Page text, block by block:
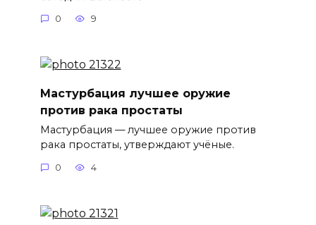
0 9
Мастурбация лучшее оружие
против рака простаты
Мастурбация — лучшее оружие против
рака простаты, утверждают учёные.
0 4